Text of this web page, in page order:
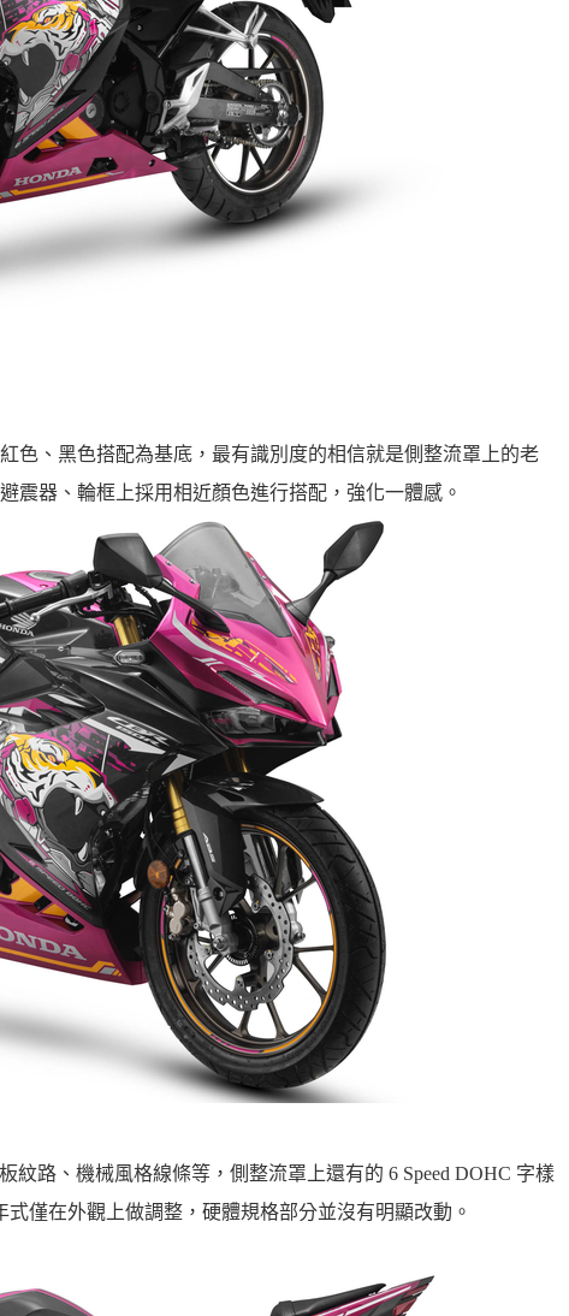
色、黑色搭配為基底，最有識別度的相信就是側整流罩上的老
震器、輪框上採用相近顏色進行搭配，強化一體感。
紋路、機械風格線條等，側整流罩上還有的 6 Speed DOHC 字樣
僅在外觀上做調整，硬體規格部分並沒有明顯改動。